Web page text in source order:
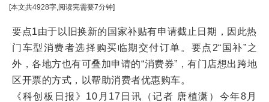
[本文共4928字,阅读完需要7分钟]
要点1由于以旧换新的国家补贴有申请截止日期，因此热
门车型消费者选择购买临期交付订单。要点2“国补”之
外，各地方也有可叠加申请的“消费券”，有门店想出跨地
区开票的方式，以帮助消费者优惠购车。
《科创板日报》10月17日讯（记者 唐植潇）今年8月